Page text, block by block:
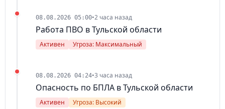
08.08.2026 05:00•2 часа назад
Работа ПВО в Тульской области
Активен Угроза: Максимальный
08.08.2026 04:24•3 часа назад
Опасность по БПЛА в Тульской области
Активен Угроза: Высокий